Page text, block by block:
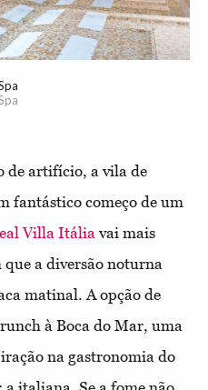
de artifício, a vila de
fantástico começo de um
Villa Itália vai mais
a diversão noturna
matinal. A opção de
à Boca do Mar, uma
na gastronomia do